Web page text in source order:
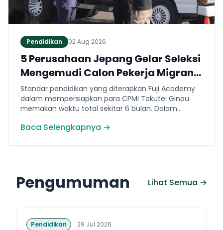
Pendidikan 02 Aug 2026
5 Perusahaan Jepang Gelar Seleksi
Mengemudi Calon Pekerja Migran
Jembrana
Standar pendidikan yang diterapkan Fuji Academy
dalam mempersiapkan para CPMI Tokutei Ginou
memakan waktu total sekitar 6 bulan. Dalam
menguasai sejumlah kompetensi. Seperti
(internal Fuji Academy). Sertifikasi resmi bahasa
Jepang.
Baca Selengkapnya →
Pengumuman Lihat Semua →
Pendidikan 29 Jul 2026